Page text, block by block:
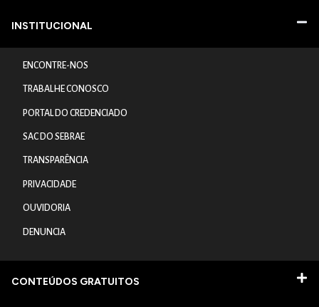
INSTITUCIONAL
ENCONTRE-NOS
TRABALHE CONOSCO
PORTAL DO CREDENCIADO
SAC DO SEBRAE
TRANSPARÊNCIA
PRIVACIDADE
OUVIDORIA
DENUNCIA
CONTEÚDOS GRATUITOS